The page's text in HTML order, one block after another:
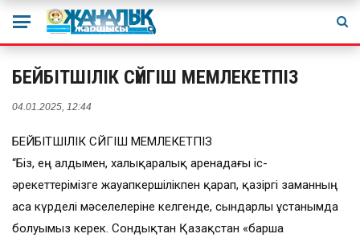
БЕЙБІТШІЛІК СҮЙГІШ МЕМЛЕКЕТПІЗ
04.01.2025, 12:44
БЕЙБІТШІЛІК СҮЙГІШ МЕМЛЕКЕТПІЗ
“Біз, ең алдымен, халықаралық аренадағы іс-
әрекеттерімізге жауапкершілікпен қарап, қазіргі заманның
аса күрделі мәселелеріне келгенде, сындарлы ұстанымда
болуымыз керек. Сондықтан Қазақстан «барша